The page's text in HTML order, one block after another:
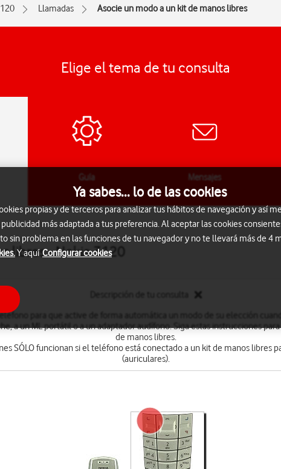
Llamadas Asocie un modo a un kit de manos libres
Elige el tema de tu consulta
Guía Mensajes
libres - Nokia 3120
para que active de forma automática un modo de su elección
a un ML portátil o a un adaptador audífono. Siga estas instrucciones
de manos libres.
SÓLO funcionan si el teléfono está conectado a un kit de manos libres
(auriculares).
Ya sabes... lo de las cookies
propias y de terceros para analizar tus hábitos de navegación y así
más adaptada a tus preferencia. Al aceptar las cookies
sin problema en las funciones de tu navegador y no te llevará más de 4
Y aquí Configurar cookies